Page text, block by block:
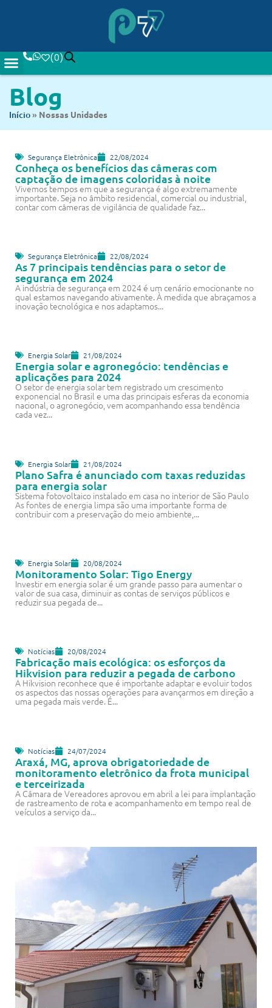
(0)
Blog
Início» Nossas Unidades
Segurança Eletrônica 22/08/2024
Conheça os benefícios das câmeras com
captação de imagens coloridas à noite
Vivemos tempos em que a segurança é algo extremamente
importante. Seja no âmbito residencial, comercial ou industrial,
contar com câmeras de vigilância de qualidade faz...
Segurança Eletrônica 22/08/2024
As 7 principais tendências para o setor de
segurança em 2024
A indústria de segurança em 2024 é um cenário emocionante no
qual estamos navegando ativamente. À medida que abraçamos a
inovação tecnológica e nos adaptamos...
Energia Solar 21/08/2024
Energia solar e agronegócio: tendências e
aplicações para 2024
O setor de energia solar tem registrado um crescimento
exponencial no Brasil e uma das principais esferas da economia
nacional, o agronegócio, vem acompanhando essa tendência
cada vez...
Energia Solar 21/08/2024
Plano Safra é anunciado com taxas reduzidas
para energia solar
Sistema fotovoltaico instalado em casa no interior de São Paulo
As fontes de energia limpa são uma importante forma de
contribuir com a preservação do meio ambiente,...
Energia Solar 20/08/2024
Monitoramento Solar: Tigo Energy
Investir em energia solar é um grande passo para aumentar o
valor de sua casa, diminuir as contas de serviços públicos e
reduzir sua pegada de...
Notícias 20/08/2024
Fabricação mais ecológica: os esforços da
Hikvision para reduzir a pegada de carbono
A Hikvision reconhece que é importante adaptar e evoluir todos
os aspectos das nossas operações para avançarmos em direção a
uma pegada mais verde. É...
Notícias 24/07/2024
Araxá, MG, aprova obrigatoriedade de
monitoramento eletrônico da frota municipal
e terceirizada
A Câmara de Vereadores aprovou em abril a lei para implantação
de rastreamento de rota e acompanhamento em tempo real de
veículos a serviço da...